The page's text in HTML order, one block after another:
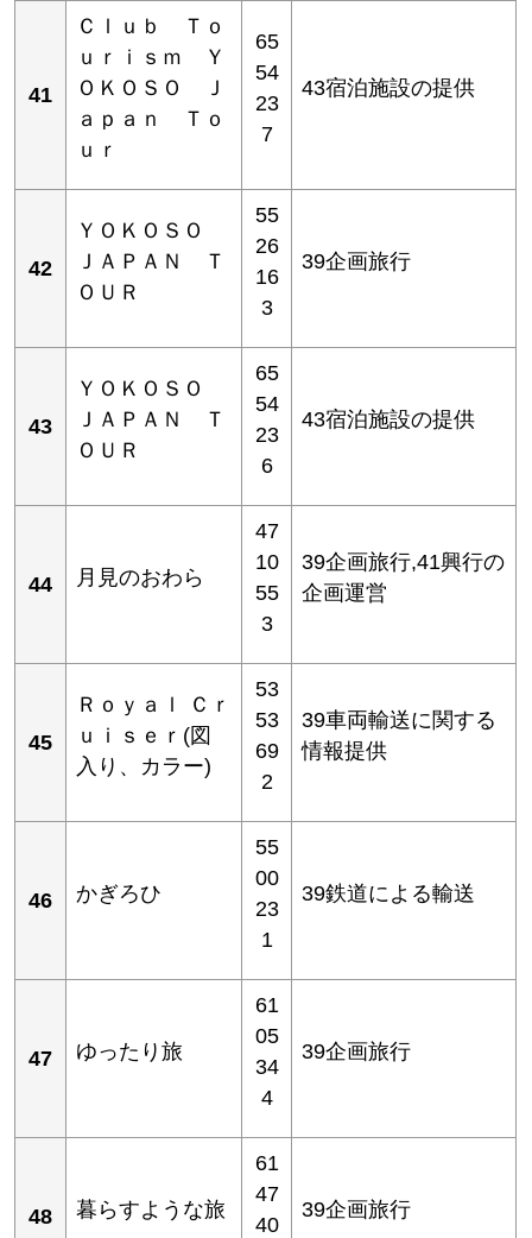
41
Ｃｌｕｂ Ｔｏ
ｕｒｉｓｍ Ｙ
ＯＫＯＳＯ Ｊ
ａｐａｎ Ｔｏ
ｕｒ
65
54
23
7
43宿泊施設の提供
42
ＹＯＫＯＳＯ
ＪＡＰＡＮ Ｔ
ＯＵＲ
55
26
16
3
39企画旅行
43
ＹＯＫＯＳＯ
ＪＡＰＡＮ Ｔ
ＯＵＲ
65
54
23
6
43宿泊施設の提供
44 月見のおわら
47
10
55
3
39企画旅行,41興行の
企画運営
45
Ｒｏｙａｌ Ｃｒ
ｕｉｓｅｒ(図
入り、カラー)
53
53
69
2
39車両輸送に関する
情報提供
46 かぎろひ
55
00
23
1
39鉄道による輸送
47 ゆったり旅
61
05
34
4
39企画旅行
48 暮らすような旅
61
47
40
39企画旅行